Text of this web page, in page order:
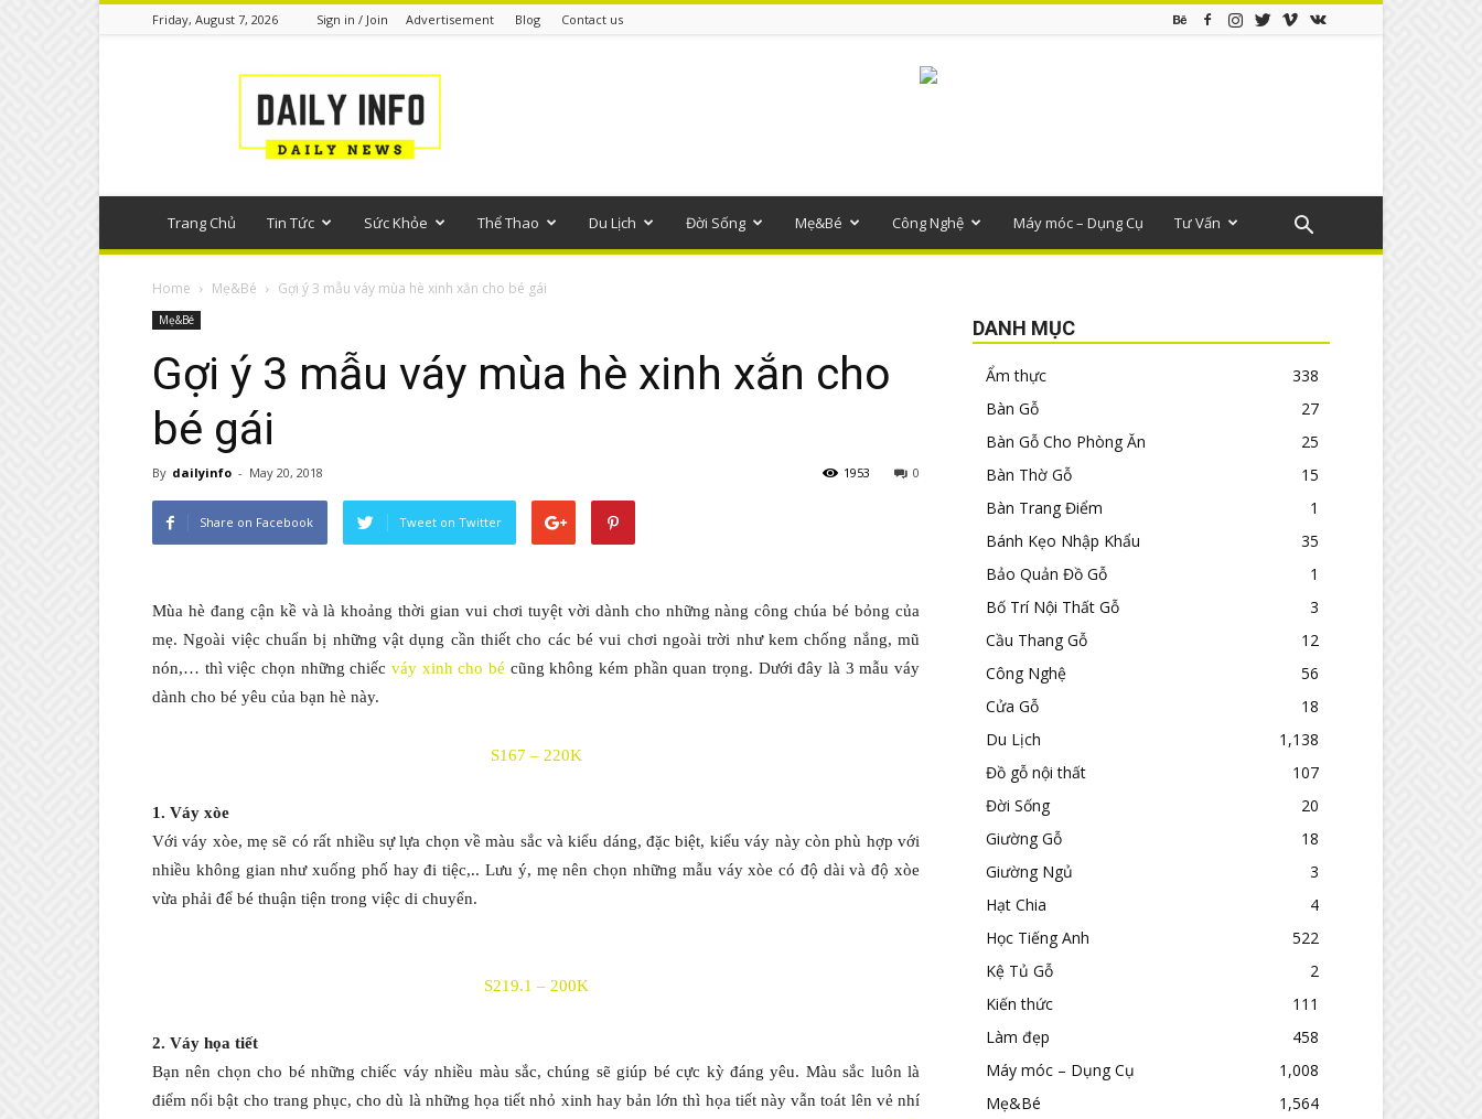
Friday, August 7, 2026 Sign in / Join Advertisement Blog Contact us
thông
Trang Chủ Tin Tức Sức Khỏe Thể Thao Du Lịch Đời Sống Mẹ&Bé Công Nghệ Máy móc – Dụng Cụ Tư Vấn
Home Mẹ&Bé Gợi ý 3 mẫu váy mùa hè xinh xắn cho bé gái
Mẹ&Bé
Gợi ý 3 mẫu váy mùa hè xinh xắn cho
bé gái
By dailyinfo - May 20, 2018 0
1953
Share on Facebook Tweet on Twitter
Mùa hè đang cận kề và là khoảng thời gian vui chơi tuyệt vời dành cho những nàng công chúa bé bỏng của
mẹ. Ngoài việc chuẩn bị những vật dụng cần thiết cho các bé vui chơi ngoài trời như kem chống nắng, mũ
nón,… thì việc chọn những chiếc váy xinh cho bé cũng không kém phần quan trọng. Dưới đây là 3 mẫu váy
dành cho bé yêu của bạn hè này.
S167 – 220K
1. Váy xòe
Với váy xòe, mẹ sẽ có rất nhiều sự lựa chọn về màu sắc và kiểu dáng, đặc biệt, kiểu váy này còn phù hợp với
nhiều không gian như xuống phố hay đi tiệc,.. Lưu ý, mẹ nên chọn những mẫu váy xòe có độ dài và độ xòe
vừa phải để bé thuận tiện trong việc di chuyển.
S219.1 – 200K
2. Váy họa tiết
Bạn nên chọn cho bé những chiếc váy nhiều màu sắc, chúng sẽ giúp bé cực kỳ đáng yêu. Màu sắc luôn là
điểm nổi bật cho trang phục, cho dù là những họa tiết nhỏ xinh hay bản lớn thì họa tiết này vẫn toát lên vẻ nhí
DANH MỤC
Ẩm thực
338
Bàn Gỗ
27
Bàn Gỗ Cho Phòng Ăn
25
Bàn Thờ Gỗ
15
Bàn Trang Điểm
1
Bánh Kẹo Nhập Khẩu
35
Bảo Quản Đồ Gỗ
1
Bố Trí Nội Thất Gỗ
3
Cầu Thang Gỗ
12
Công Nghệ
56
Cửa Gỗ
18
Du Lịch
1,138
Đồ gỗ nội thất
107
Đời Sống
20
Giường Gỗ
18
Giường Ngủ
3
Hạt Chia
4
Học Tiếng Anh
522
Kệ Tủ Gỗ
2
Kiến thức
111
Làm đẹp
458
Máy móc – Dụng Cụ
1,008
Mẹ&Bé
1,564